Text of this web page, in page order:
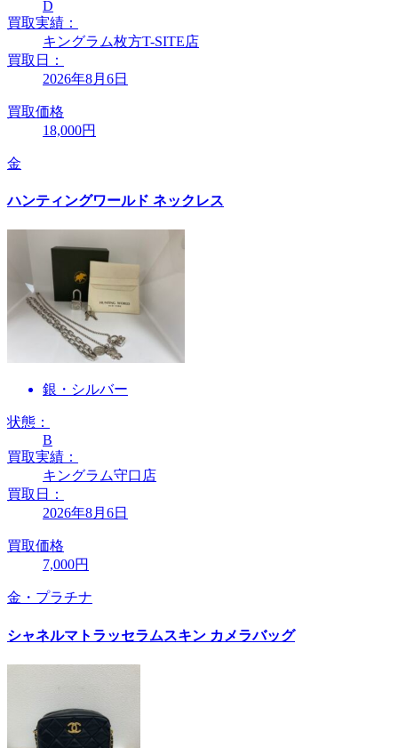
D
買取実績：
キングラム枚方T-SITE店
買取日：
2026年8月6日
買取価格
18,000円
金
ハンティングワールド ネックレス
銀・シルバー
状態：
B
買取実績：
キングラム守口店
買取日：
2026年8月6日
買取価格
7,000円
金・プラチナ
シャネルマトラッセラムスキン カメラバッグ